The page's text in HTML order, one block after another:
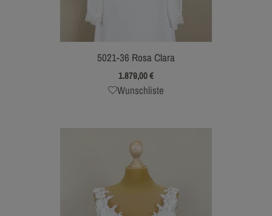
5021-36 Rosa Clara
1.879,00€
Wunschliste